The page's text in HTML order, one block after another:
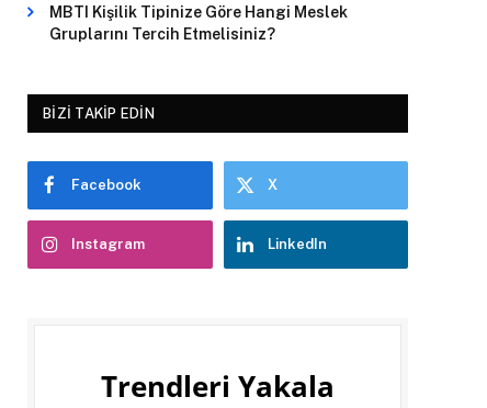
MBTI Kişilik Tipinize Göre Hangi Meslek
Gruplarını Tercih Etmelisiniz?
BIZI TAKIP EDIN
Facebook X
Instagram LinkedIn
Trendleri Yakala